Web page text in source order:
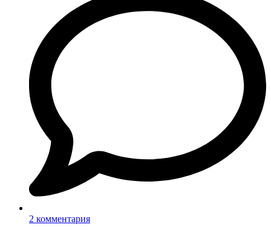
2 комментария